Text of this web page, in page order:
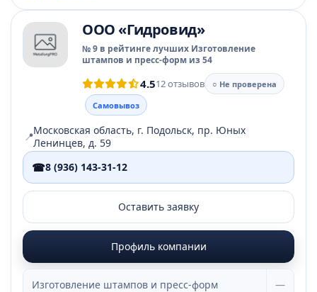
ООО «Гидровид»
№ 9 в рейтинге лучших Изготовление
штампов и пресс-форм из 54
4.512 отзывов
○ Не проверена
Самовывоз
📍Московская область, г. Подольск, пр. Юных
Ленинцев, д. 59
☎8 (936) 143-31-12
Оставить заявку
Профиль компании
Изготовление штампов и пресс-форм —